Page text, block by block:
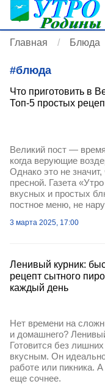
Главная Блюда
#блюда
Что приготовить в
Топ-5 простых
Великий пост —
когда верующие
Однако это не
пресной. Газета
вкусных и простых
постное меню, не
3 марта 2025, 17:00
Ленивый курник:
рецепт сытного
каждый день
Нет времени на
и домашнего?
Готовится без
вкусным. Он
работе или пикника.
еще сочнее.